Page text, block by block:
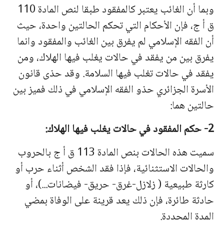
وبما أن الغائب یعتبر كالمفقود طبقا لنص المادة 110
ق أ ج، فإن الأحكام التي تحكم الحالتین واحدة، حیث
أن الفقه الإسلامي لم یفرق بین الغائب والمفقود وانما
یفرق بین من یفقد في حالات یغلب فیها الهلاك، ومن
یفقد في حالات تغلب فیها السلامة. وقد حذى قانون
الأسرة الجزائري حذو الفقه الإسلامي في ذلك فمیز بین
حالتین هما:
2- حكم المفقود في حالات یغلب فیها الهلاك:
سمیت هذه الحالات بنص المادة 113 ق أ ج بالحروب
والحالات الاستثنائیة، فإذا فقد الشخص أثناء حرب أو
كارثة طبیعیة ( زلازل-غرق- حریق- فیضانات...)، أو
حادثة طائرة، فإن ذلك یعد قرینة على الوفاة بمضي
المدة المحددة.